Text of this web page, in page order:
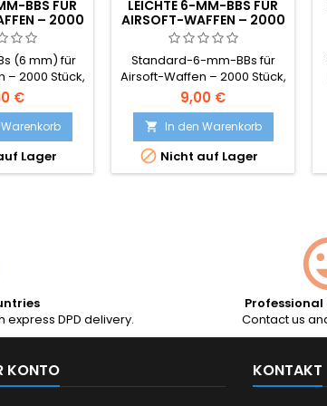
BBS FÜR
– 2000
G, HOHE
(6 mm) für
– 2000 Stück,
Qualität.
in einem
Diese BBs
mit
sowie für
€
Lager
LEICHTE 6-MM-BBS FÜR
AIRSOFT-WAFFEN – 2000
STÜCK, 0,12 G, IN EINER
SCHNELLBEFÜLLUNGSFLASCHE
Standard-6-mm-BBs für
Airsoft-Waffen – 2000 Stück,
0,12 g, hohe Qualität.
Verpackt in einer Flasche,
die das Laden der BBs
erheblich erleichtert. Diese
BBs werden für Repliken mit
geringer Leistung sowie für
9,00 €
 In den Warenkorb
 Nicht auf Lager
DPD delivery.
Contact us
KONTO KONTAKT